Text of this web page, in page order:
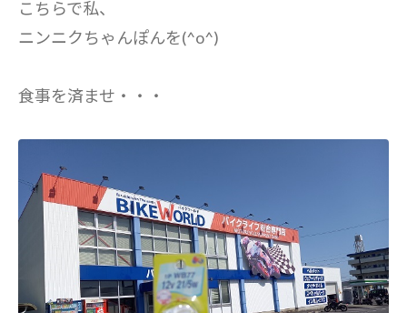
こちらで私、
ニンニクちゃんぽんを(^o^)
食事を済ませ・・・